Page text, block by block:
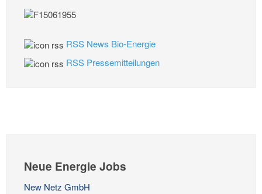
RSS News Bio-Energie
RSS Pressemitteilungen
Neue Energie Jobs
New Netz GmbH